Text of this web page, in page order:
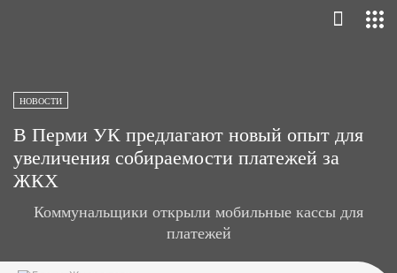
НОВОСТИ
В Перми УК предлагают новый опыт для
увеличения собираемости платежей за
ЖКХ
Коммунальщики открыли мобильные кассы для
платежей